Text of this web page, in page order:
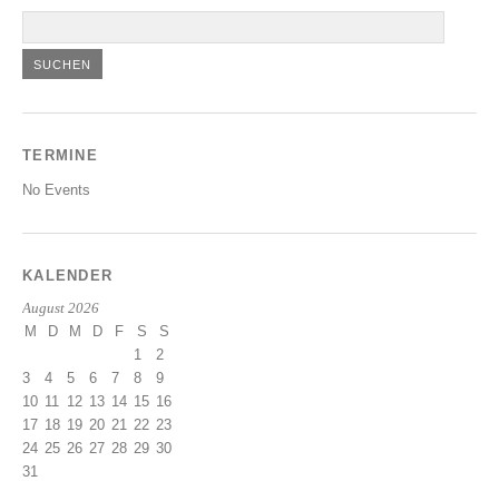
TERMINE
No Events
KALENDER
August 2026
M D M D F S
S
1
2
3
4 5 6 7 8
9
10 11 12 13 14 15 16
17 18 19 20 21 22 23
24 25 26 27 28 29 30
31